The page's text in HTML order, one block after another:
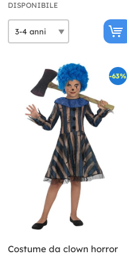
DISPONIBILE
-63%
Costume da clown horror